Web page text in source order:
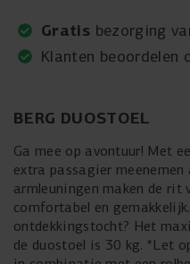
BERG DUOSTOEL
Ga mee op avontuur! Met
extra passagier meenemen
armleuningen maken de rit
comfortabel en
ontdekkingstocht? Het
de duostoel is 30 kg. *Let
Gratis bezorging
Klanten beoordelen